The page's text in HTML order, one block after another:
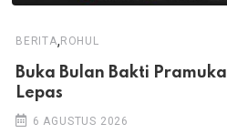
BERITA,ROHUL
Buka Bulan Bakti
Lepas
6 AGUSTUS 2026